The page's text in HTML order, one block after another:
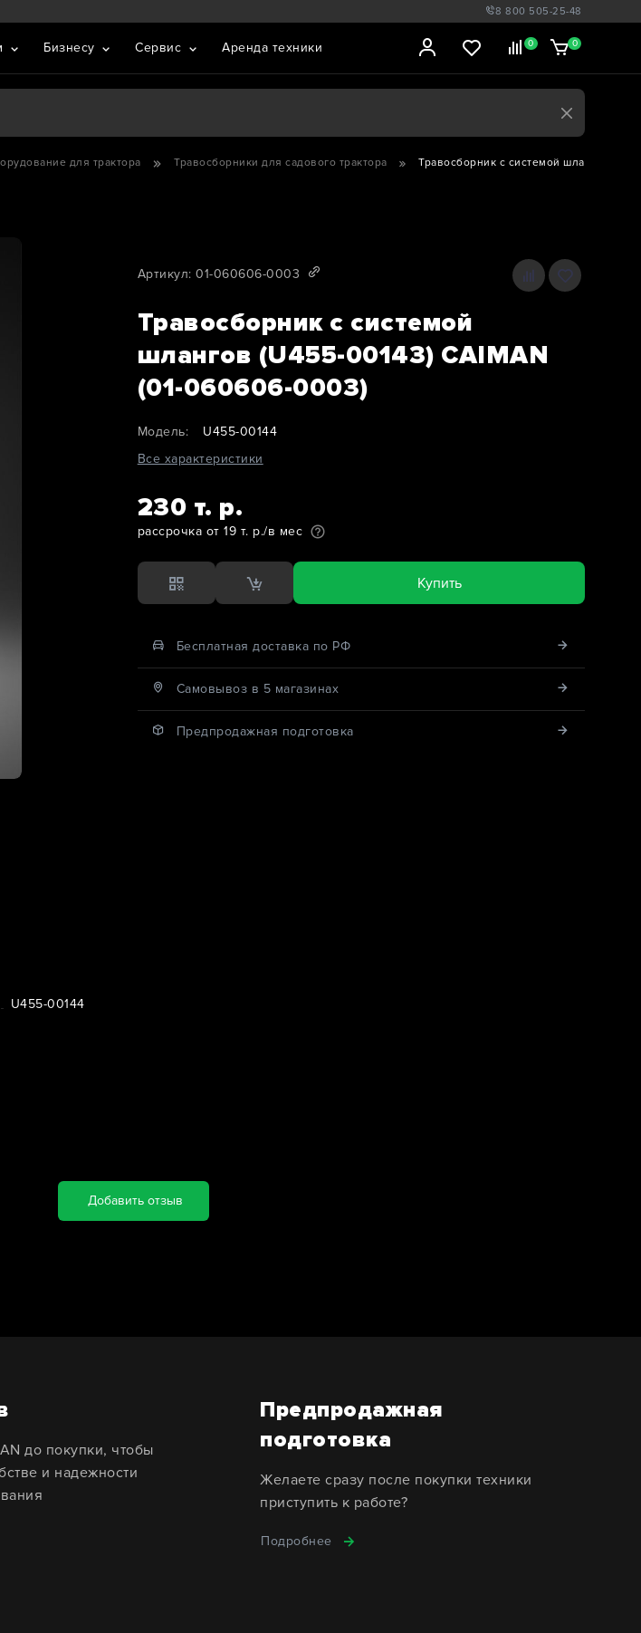
8 800 505-25-48
0 0
Бизнесу Сервис Аренда техники
для трактора Травосборники для садового трактора Травосборник с системой шлангов
Артикул: 01-060606-0003
Травосборник с системой
шлангов (U455-00143) CAIMAN
(01-060606-0003)
Модель:
U455-00144
Все характеристики
230 т. р.
рассрочка от 19 т. р./в мес
Купить
Бесплатная доставка по РФ
Cамовывоз в 5 магазинах
Предпродажная подготовка
U455-00144
Добавить отзыв
до покупки, чтобы
и надежности
Предпродажная
подготовка
Желаете сразу после покупки техники
приступить к работе?
Подробнее